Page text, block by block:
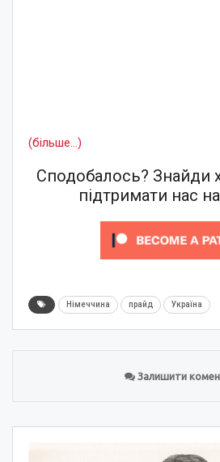
(більше…)
Сподобалось? Знайди
підтримати нас
Німеччина прайд Україна
Залишити